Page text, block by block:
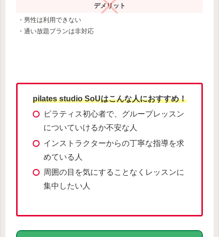
デメリット
・男性は利用できない
・通い放題プランは非対応
pilates studio SoUはこんな人におすすめ！
ピラティス初心者で、グループレッスン
についていけるか不安な人
インストラクターからの丁寧な指導を求
めている人
周囲の目を気にすることなくレッスンに
集中したい人